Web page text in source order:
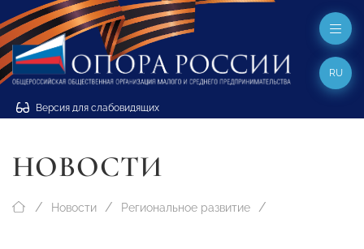
Версия для слабовидящих
RU
НОВОСТИ
Новости Региональное развитие